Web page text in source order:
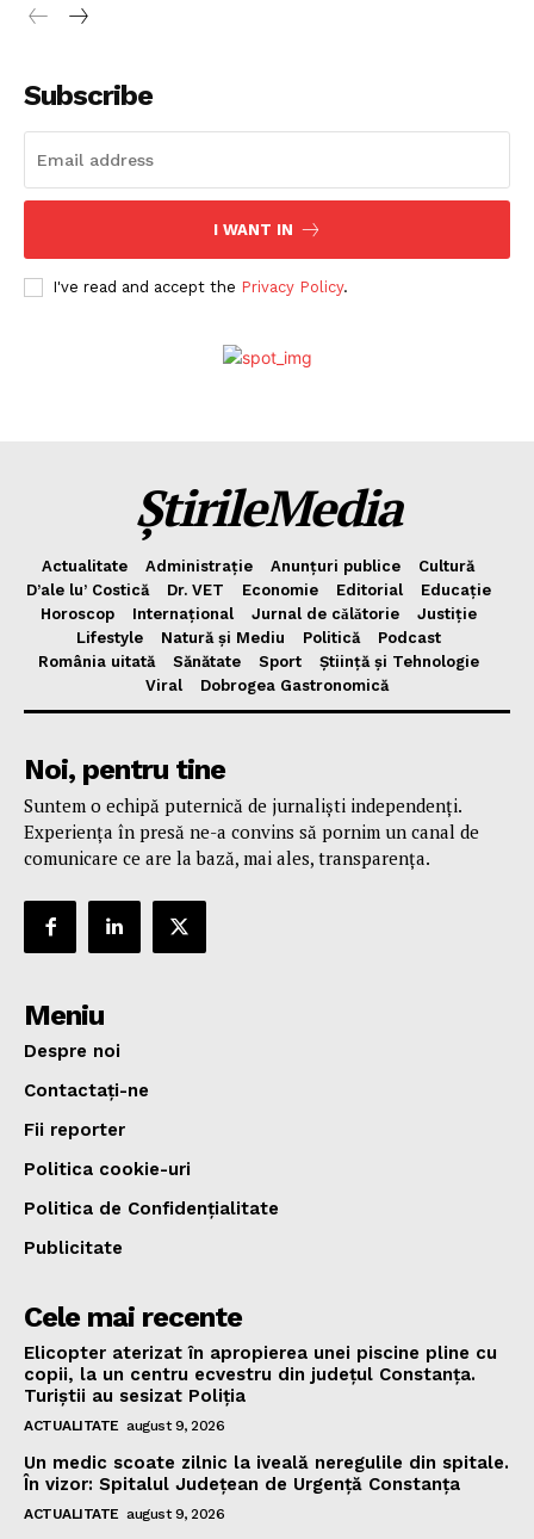
Subscribe
I WANT IN
I've read and accept the Privacy Policy.
ȘtirileMedia
Actualitate Administrație Anunțuri publice
Cultură
D’ale lu’ Costică
Dr. VET Economie Editorial
Educație
Horoscop
Internațional Jurnal de cǎlǎtorie
Justiție
Lifestyle
Natură și Mediu Politică
Podcast
România uitată
Sănătate Sport
Știință și Tehnologie
Viral
Dobrogea Gastronomică
Noi, pentru tine
Suntem o echipă puternică de jurnaliști independenți.
Experiența în presă ne-a convins să pornim un canal de
comunicare ce are la bază, mai ales, transparența.
Meniu
Despre noi
Contactați-ne
Fii reporter
Politica cookie-uri
Politica de Confidențialitate
Publicitate
Cele mai recente
Elicopter aterizat în apropierea unei piscine pline cu
copii, la un centru ecvestru din județul Constanța.
Turiștii au sesizat Poliția
ACTUALITATE august 9, 2026
Un medic scoate zilnic la iveală neregulile din spitale.
În vizor: Spitalul Județean de Urgență Constanța
ACTUALITATE august 9, 2026